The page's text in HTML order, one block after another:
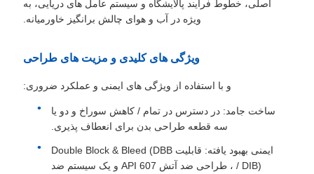
اصلی، خطوط فرآیند پالایشگاه و سیستم عامل های دریایی، به
ویژه در آب و هوای چالش برانگیز خاورمیانه.
ویژگی های کلیدی و مزیت های طراحی
و با استفاده از ویژگی های ایمنی و عملکرد ضروری:
ساخت جامد: در دسترس در تمام / کاهش سوراخ و دو یا
سه قطعه طراحی بدن برای انعطاف پذیری.
ایمنی بهبود یافته: قابلیت Double Block & Bleed (DBB
/ DIB) ، طراحی ضد آتش API 607 و یک سیستم ضد